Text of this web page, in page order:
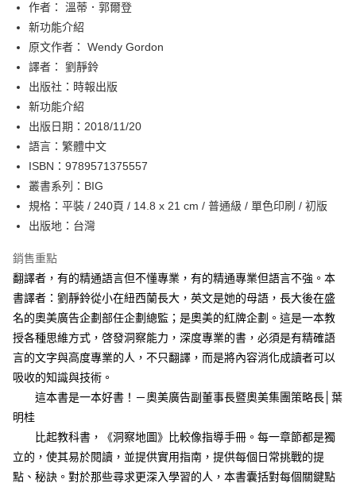
付款後全家取貨
每筆NT$60，滿NT$499(含以上)免運費
付款後7-11取貨
每筆NT$60，滿NT$499(含以上)免運費
宅配
每筆NT$100，滿NT$499(含以上)免運費
作者： 溫蒂．郭爾登
新功能介紹
原文作者： Wendy Gordon
譯者： 劉靜鈴
出版社：時報出版
新功能介紹
出版日期：2018/11/20
語言：繁體中文
ISBN：9789571375557
叢書系列：BIG
規格：平裝 / 240頁 / 14.8 x 21 cm / 普通級 / 單色印刷 / 初版
出版地：台灣
銷售重點
翻譯者，有的精通語言但不懂專業，有的精通專業但語言不強。本
書譯者：劉靜鈴從小在紐西蘭長大，英文是她的母語，長大後在盛
名的奧美廣告企劃部任企劃總監；是奧美的紅牌企劃。這是一本教
授各種思維方式，啓發洞察能力，深度專業的書，必須是有精確語
言的文字與高度專業的人，不只翻譯，而是將內容消化成讀者可以
吸收的知識與技術。
這本書是一本好書！－奧美廣告副董事長暨奧美集團策略長│葉
明桂
比起教科書，《洞察地圖》比較像指導手冊。每一章節都是獨
立的，使其易於閱讀，並提供實用指南，提供每個日常挑戰的提
點、秘訣。對於那些尋求更深入學習的人，本書囊括對每個關鍵點